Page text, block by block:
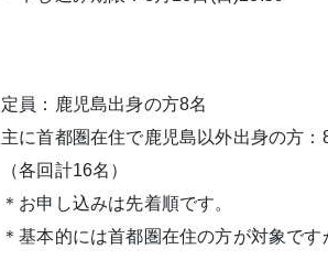
定員：鹿児島出身の方8名
主に首都圏在住で鹿児島以外出身の方：
（各回計16名）
＊お申し込みは先着順です。
＊基本的には首都圏在住の方が対象で